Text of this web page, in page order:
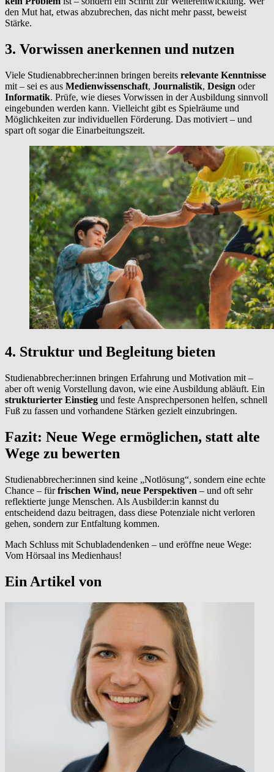
den Mut hat, etwas abzubrechen, das nicht mehr passt, beweist
Stärke.
3. Vorwissen anerkennen und nutzen
Viele Studienabbrecher:innen bringen bereits relevante Kenntnisse
mit – sei es aus Medienwissenschaft, Journalistik, Design oder
Informatik. Prüfe, wie dieses Vorwissen in der Ausbildung sinnvoll
eingebunden werden kann. Vielleicht gibt es Spielräume und
Möglichkeiten zur individuellen Förderung. Das motiviert – und
spart oft sogar die Einarbeitungszeit.
4. Struktur und Begleitung bieten
Studienabbrecher:innen bringen Erfahrung und Motivation mit –
aber oft wenig Vorstellung davon, wie eine Ausbildung abläuft. Ein
strukturierter Einstieg und feste Ansprechpersonen helfen, schnell
Fuß zu fassen und vorhandene Stärken gezielt einzubringen.
Fazit: Neue Wege ermöglichen, statt alte
Wege zu bewerten
Studienabbrecher:innen sind keine „Notlösung“, sondern eine echte
Chance – fürfrischen Wind, neue Perspektiven – und oft sehr
reflektierte junge Menschen. Als Ausbilder:in kannst du
entscheidend dazu beitragen, dass diese Potenziale nicht verloren
gehen, sondern zur Entfaltung kommen.
Mach Schluss mit Schubladendenken – und eröffne neue Wege:
Vom Hörsaal ins Medienhaus!
Ein Artikel von